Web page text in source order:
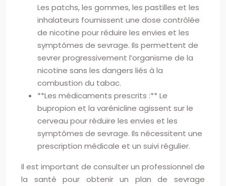
Les patchs, les gommes, les pastilles et les
inhalateurs fournissent une dose contrôlée
de nicotine pour réduire les envies et les
symptômes de sevrage. Ils permettent de
sevrer progressivement l’organisme de la
nicotine sans les dangers liés à la
combustion du tabac.
**Les médicaments prescrits :** Le
bupropion et la varénicline agissent sur le
cerveau pour réduire les envies et les
symptômes de sevrage. Ils nécessitent une
prescription médicale et un suivi régulier.
Il est important de consulter un professionnel de
la santé pour obtenir un plan de sevrage